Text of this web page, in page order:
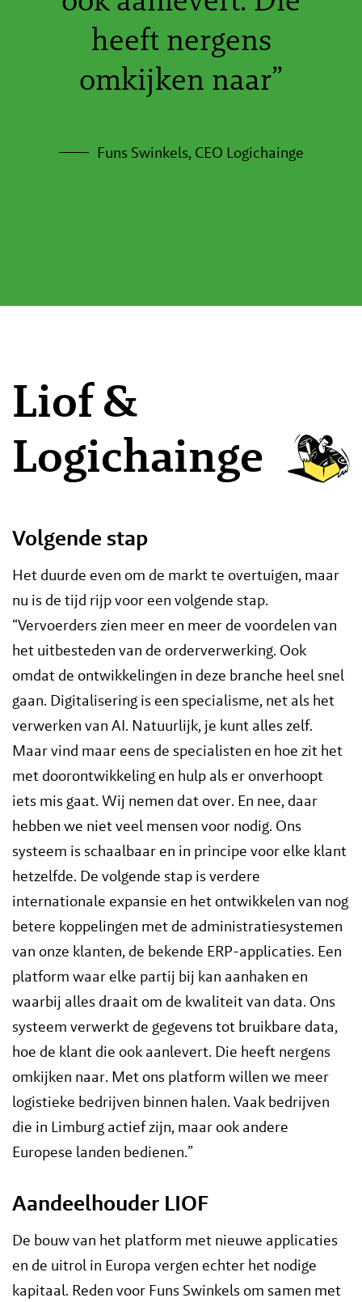
heeft nergens
omkijken naar”
Funs Swinkels, CEO Logichainge
Liof &
Logichainge
Volgende stap
Het duurde even om de markt te overtuigen, maar
nu is de tijd rijp voor een volgende stap.
“Vervoerders zien meer en meer de voordelen van
het uitbesteden van de orderverwerking. Ook
omdat de ontwikkelingen in deze branche heel snel
gaan. Digitalisering is een specialisme, net als het
verwerken van AI. Natuurlijk, je kunt alles zelf.
Maar vind maar eens de specialisten en hoe zit het
met doorontwikkeling en hulp als er onverhoopt
iets mis gaat. Wij nemen dat over. En nee, daar
hebben we niet veel mensen voor nodig. Ons
systeem is schaalbaar en in principe voor elke klant
hetzelfde. De volgende stap is verdere
internationale expansie en het ontwikkelen van nog
betere koppelingen met de administratiesystemen
van onze klanten, de bekende ERP-applicaties. Een
platform waar elke partij bij kan aanhaken en
waarbij alles draait om de kwaliteit van data. Ons
systeem verwerkt de gegevens tot bruikbare data,
hoe de klant die ook aanlevert. Die heeft nergens
omkijken naar. Met ons platform willen we meer
logistieke bedrijven binnen halen. Vaak bedrijven
die in Limburg actief zijn, maar ook andere
Europese landen bedienen.”
Aandeelhouder LIOF
De bouw van het platform met nieuwe applicaties
en de uitrol in Europa vergen echter het nodige
kapitaal. Reden voor Funs Swinkels om samen met